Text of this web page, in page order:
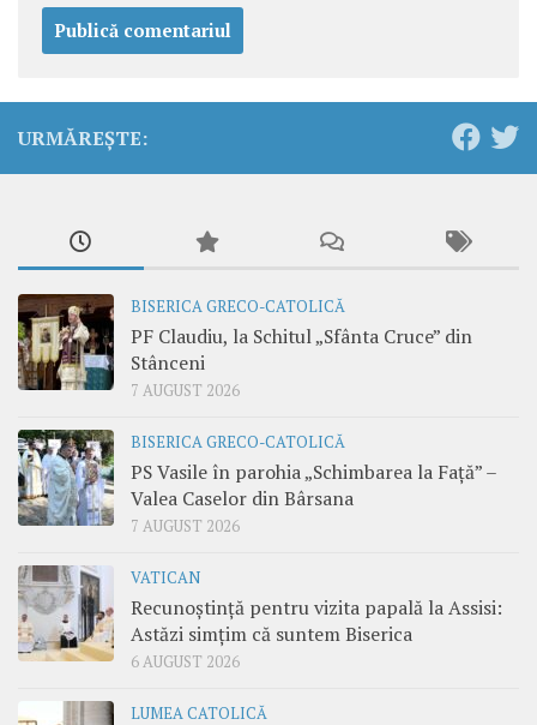
URMĂREȘTE:
BISERICA GRECO-CATOLICĂ
PF Claudiu, la Schitul „Sfânta Cruce” din
Stânceni
7 AUGUST 2026
BISERICA GRECO-CATOLICĂ
PS Vasile în parohia „Schimbarea la Față” –
Valea Caselor din Bârsana
7 AUGUST 2026
VATICAN
Recunoștință pentru vizita papală la Assisi:
Astăzi simțim că suntem Biserica
6 AUGUST 2026
LUMEA CATOLICĂ